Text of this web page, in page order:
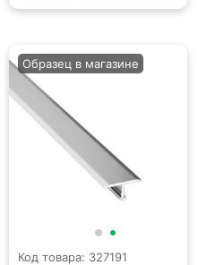
Код товара: 327191
Образец в магазине